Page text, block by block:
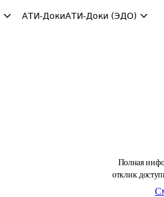
АТИ-ДокиАТИ-Доки (ЭДО)
Полная
отклик